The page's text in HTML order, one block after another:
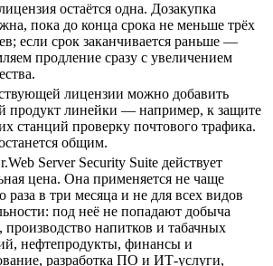
остаётся одна. Дозакупка
пока до конца срока не меньше трёх
если срок заканчивается раньше —
продление сразу с увеличением
лицензии можно добавить
продукт линейки — например, к защите
станций проверку почтового трафика.
общим.
Server Security Suite действует
цена. Она применяется не чаще
раза в три месяца и не для всех видов
под неё не попадают добыча
производство напитков и табачных
нефтепродукты, финансы и
разработка ПО и ИТ-услуги,